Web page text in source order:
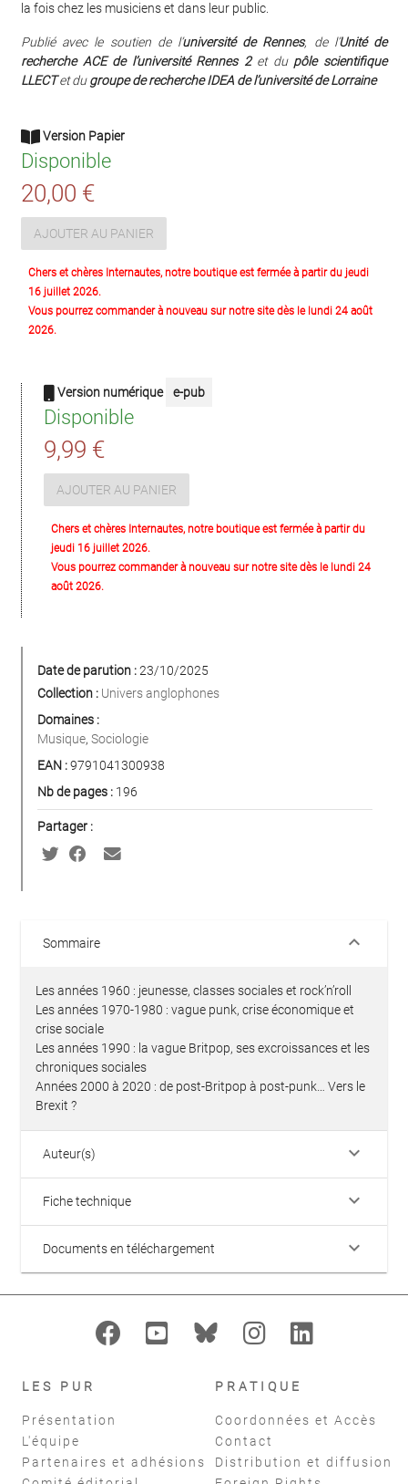
la fois chez les musiciens et dans leur public.
Publié avec le soutien de l’université de Rennes, de l’Unité de
recherche ACE de l’université Rennes 2et du pôle scientifique
LLECTet dugroupe de recherche IDEA de l’université de Lorraine
Version Papier
Disponible
20,00 €
AJOUTER AU PANIER
Chers et chères Internautes, notre boutique est fermée à partir du jeudi
16 juillet 2026.
Vous pourrez commander à nouveau sur notre site dès le lundi 24 août
2026.
Version numérique e-pub
Disponible
9,99 €
AJOUTER AU PANIER
Chers et chères Internautes, notre boutique est fermée à partir du
jeudi 16 juillet 2026.
Vous pourrez commander à nouveau sur notre site dès le lundi 24
août 2026.
Date de parution :23/10/2025
Collection : Univers anglophones
Domaines :
Musique, Sociologie
EAN :9791041300938
Nb de pages : 196
Partager :
Sommaire keyboard_arrow_down
Les années 1960 : jeunesse, classes sociales et rock’n’roll
Les années 1970-1980 : vague punk, crise économique et
crise sociale
Les années 1990 : la vague Britpop, ses excroissances et les
chroniques sociales
Années 2000 à 2020 : de post-Britpop à post-punk… Vers le
Brexit ?
Auteur(s) keyboard_arrow_down
Fiche technique keyboard_arrow_down
Documents en téléchargement keyboard_arrow_down
LES PUR
Présentation
L'équipe
Partenaires et adhésions
PRATIQUE
Coordonnées et Accès
Contact
Distribution et diffusion